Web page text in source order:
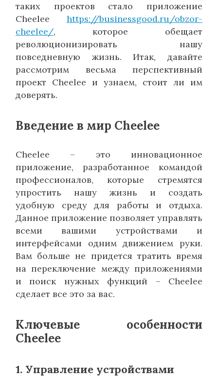
таких проектов стало приложение
Cheelee https://businessgood.ru/obzor-
cheelee/, которое обещает
революционизировать нашу
повседневную жизнь. Итак, давайте
рассмотрим весьма перспективный
проект Cheelee и узнаем, стоит ли им
доверять.
Введение в мир Cheelee
Cheelee – это инновационное
приложение, разработанное командой
профессионалов, которые стремятся
упростить нашу жизнь и создать
удобную среду для работы и отдыха.
Данное приложение позволяет управлять
всеми вашими устройствами и
интерфейсами одним движением руки.
Вам больше не придется тратить время
на переключение между приложениями
и поиск нужных функций – Cheelee
сделает все это за вас.
Ключевые особенности
Cheelee
1. Управление устройствами